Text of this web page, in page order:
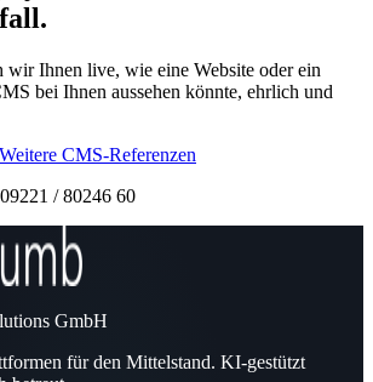
wir Ihnen live, wie eine Website oder ein
bei Ihnen aussehen könnte, ehrlich und
Weitere CMS-Referenzen
/ 80246 60
GmbH
für den Mittelstand. KI-gestützt